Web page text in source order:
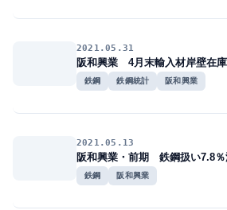
2021.05.31
阪和興業 4月末輸入材岸壁在
鉄鋼 鉄鋼統計 阪和興業
2021.05.13
阪和興業・前期 鉄鋼扱い7.8％
鉄鋼 阪和興業